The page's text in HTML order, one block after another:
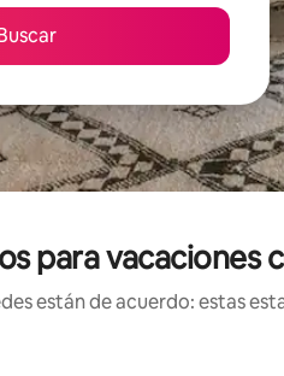
para vacaciones
están de acuerdo: estas